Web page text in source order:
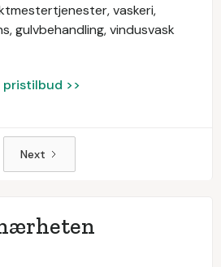
vaskeri,
gulvbehandling, vindusvask
pristilbud >>
Next